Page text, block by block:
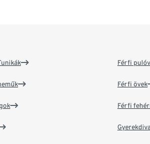
Férfi
Férfi övek
Férfi